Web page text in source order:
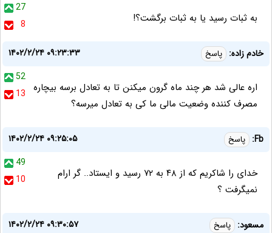
27
8
به ثبات رسید یا به ثبات برگشت؟!
خادم زاده: پاسخ
۱۴۰۲/۲/۲۴ ۰۹:۲۳:۳۳
52
13
اره عالی شد هر چند ماه گرون میکنن تا به تعادل برسه بیچاره
مصرف کننده وضعیت مالی ما کی به تعادل میرسه؟
Fb: پاسخ
۱۴۰۲/۲/۲۴ ۰۹:۲۵:۰۵
49
10
خدای را شاکریم که از ۴۸ به ۷۲ رسید و ایستاد.. گر ارام
نمیگرفت ؟
مسعود: پاسخ
۱۴۰۲/۲/۲۴ ۰۹:۳۰:۵۷